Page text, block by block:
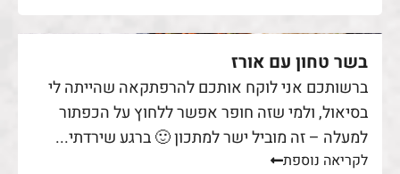
בשר טחון עם אורז
ברשותכם אני לוקח אותכם להרפתקאה שהייתה לי
בסיאול, ולמי שזה חופר אפשר ללחוץ על הכפתור
למעלה – זה מוביל ישר למתכון 🙂 ברגע שירדתי...
לקריאה נוספת